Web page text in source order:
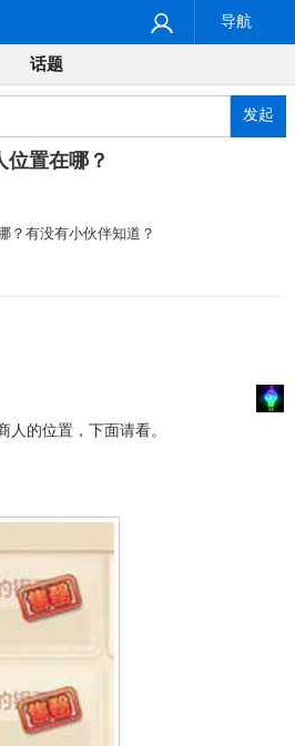
导航
话题
发起
位置在哪？
？有没有小伙伴知道？
的位置，下面请看。